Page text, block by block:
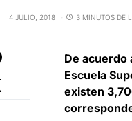
4 JULIO, 2018 3 MINUTOS DE
De acuerdo
Escuela
existen